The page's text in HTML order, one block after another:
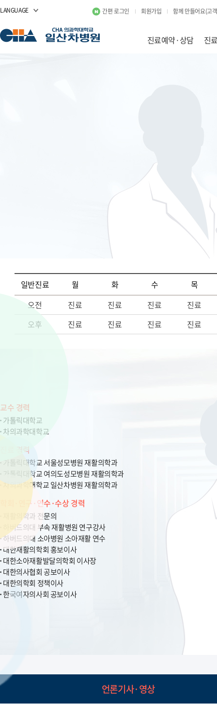
LANGUAGE 간편 로그인 회원가입 함께 만들어요(고
진료예약·상담 진
일반진료 월 화 수
목
오전
진료 진료 진료
진료
오후
진료 진료 진료 진료
교수 경력
가톨릭대학교
차의과학대학교
진료 경력
가톨릭대학교 서울성모병원 재활의학과
가톨릭대학교 여의도성모병원 재활의학과
차의과학대학교 일산차병원 재활의학과
학회·연구·연수·수상 경력
재활의학과 전문의
하버드의대 부속 재활병원 연구강사
하버드의대 소아병원 소아재활 연수
대한재활의학회 홍보이사
대한소아재활발달의학회 이사장
대한의사협회 공보이사
대한의학회 정책이사
한국여자의사회 공보이사
언론기사·영상